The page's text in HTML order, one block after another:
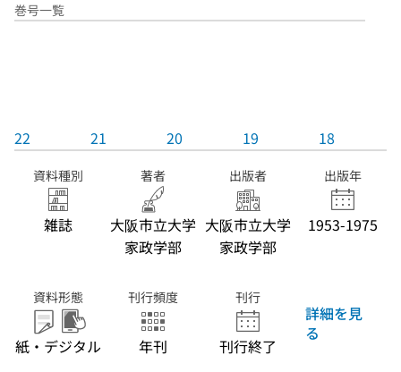
巻号一覧
22 21 20 19 18
資料種別
雑誌
著者
大阪市立大学
家政学部
出版者
大阪市立大学
家政学部
出版年
1953-1975
資料形態
紙・デジタル
刊行頻度
年刊
刊行
刊行終了
詳細を見
る